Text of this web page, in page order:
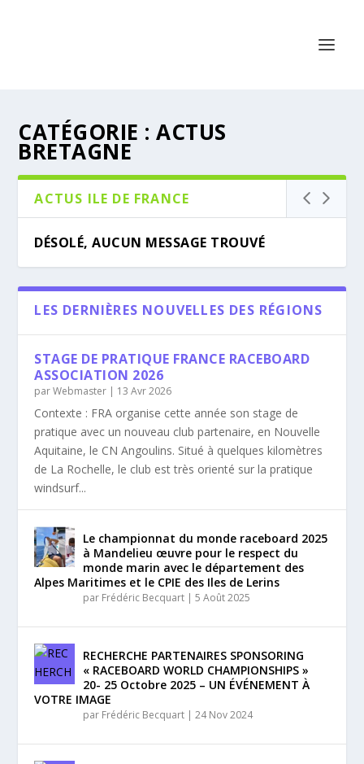
CATÉGORIE :ACTUS
BRETAGNE
ACTUS ILE DE FRANCE
DÉSOLÉ, AUCUN MESSAGE TROUVÉ
LES DERNIÈRES NOUVELLES DES RÉGIONS
STAGE DE PRATIQUE FRANCE RACEBOARD
ASSOCIATION 2026
parWebmaster | 13 Avr 2026
Contexte : FRA organise cette année son stage de
pratique avec un nouveau club partenaire, en Nouvelle
Aquitaine, le CN Angoulins. Situé à quelques kilomètres
de La Rochelle, le club est très orienté sur la pratique
windsurf...
Le championnat du monde raceboard 2025
à Mandelieu œuvre pour le respect du
monde marin avec le département des
Alpes Maritimes et le CPIE des Iles de Lerins
par Frédéric Becquart |5 Août 2025
RECHERCHE PARTENAIRES SPONSORING
« RACEBOARD WORLD CHAMPIONSHIPS »
20- 25 Octobre 2025 – UN ÉVÉNEMENT À
VOTRE IMAGE
par Frédéric Becquart |24 Nov 2024